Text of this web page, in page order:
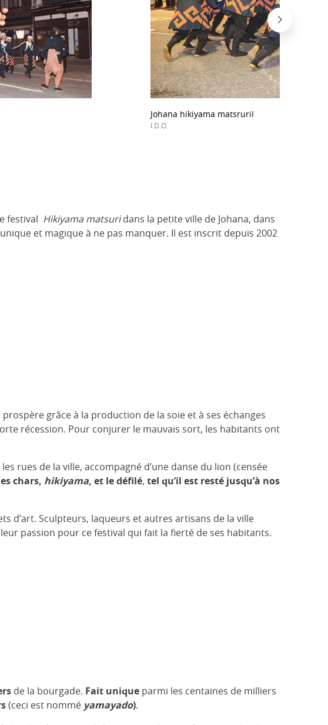
Johana hikiyama matsruriI
I.D.O.
festival Hikiyama matsuridans la petite ville de Johana, dans
et magique à ne pas manquer. Il est inscrit depuis 2002
grâce à la production de la soie et à ses échanges
récession. Pour conjurer le mauvais sort, les habitants ont
rues de la ville, accompagné d’une danse du lion (censée
chars, hikiyama, et le défilé, tel qu’il est resté jusqu’à nos
d’art. Sculpteurs, laqueurs et autres artisans de la ville
passion pour ce festival qui fait la fierté de ses habitants.
de la bourgade. Fait unique parmi les centaines de milliers
(ceci est nommé yamayado).